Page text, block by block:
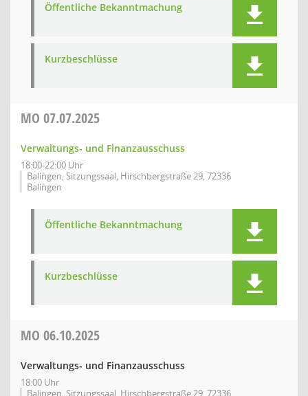
Öffentliche Bekanntmachung
Kurzbeschlüsse
MO 07.07.2025
Verwaltungs- und Finanzausschuss
18:00-22:00 Uhr
Balingen, Sitzungssaal, Hirschbergstraße 29, 72336
Balingen
Öffentliche Bekanntmachung
Kurzbeschlüsse
MO 06.10.2025
Verwaltungs- und Finanzausschuss
18:00 Uhr
Balingen, Sitzungssaal, Hirschbergstraße 29, 72336